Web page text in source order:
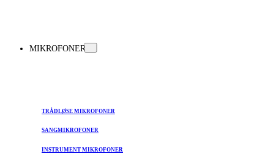
MIKROFONER
TRÅDLØSE MIKROFONER
SANGMIKROFONER
INSTRUMENT MIKROFONER